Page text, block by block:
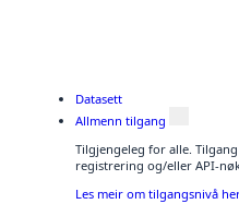
Datasett
Allmenn tilgang
Tilgjengeleg for alle.
registrering og/eller API-
Les meir om tilgangsnivå